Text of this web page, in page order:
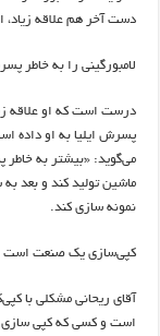
دست آخر هم علاقه
لامبورگینی را به خاطر
درست است که او علاقه
پسرش ایلیا به او داده
می‌گوید: «بیشتر به خاطر
ماشین تولید کند و بعد
نمونه سازی کند.
کپی‌سازی یک صنعت است
آقای ریحانی مشکلی با
است و کسی که کپی سازی